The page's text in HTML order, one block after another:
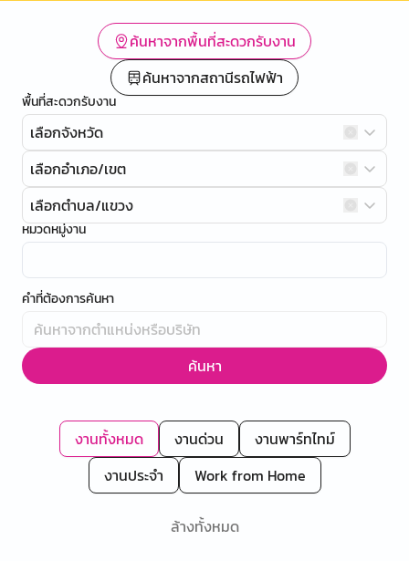
ค้นหาจากพื้นที่สะดวกรับงาน
ค้นหาจากสถานีรถไฟฟ้า
พื้นที่สะดวกรับงาน
เลือกจังหวัด
เลือกอำเภอ/เขต
เลือกตำบล/แขวง
หมวดหมู่งาน
คำที่ต้องการค้นหา
ค้นหา
งานทั้งหมด งานด่วน
งานพาร์ทไทม์
งานประจำ
Work from Home
ล้างทั้งหมด